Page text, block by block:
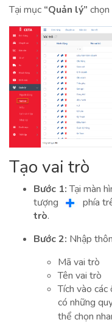
Tại mục “Quản lý” chọn
Tạo vai trò
Bước 1:Tại màn
tượng
phía
trò.
Bước 2: Nhập
Mã vai trò
Tên vai trò
Tích vào
có những
thể chọn